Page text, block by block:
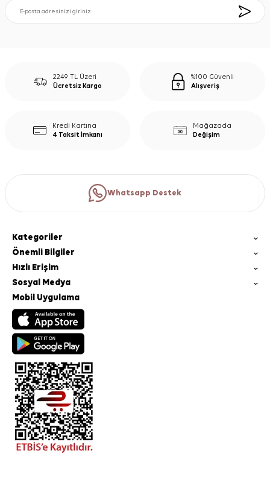
2249 TL Üzeri
Ücretsiz Kargo
%100 Güvenli
Alışveriş
Kredi Kartına
4 Taksit İmkanı
Mağazada
Değişim
Whatsapp Destek
Kategoriler
Önemli Bilgiler
Hızlı Erişim
Sosyal Medya
Mobil Uygulama